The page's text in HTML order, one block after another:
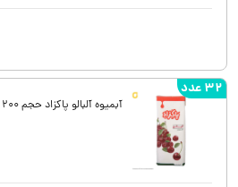
آبمیوه آلبالو پاکزاد حجم 200 میلی لیتری
32 عدد